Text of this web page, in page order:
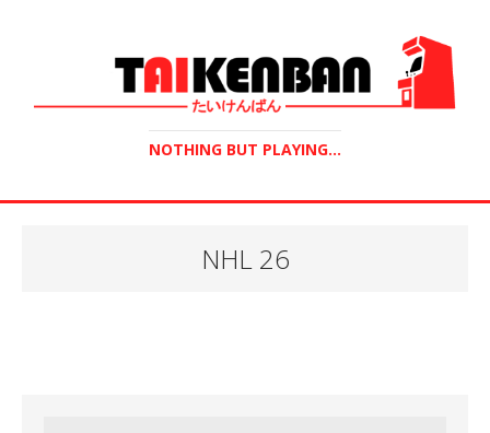
NOTHING BUT PLAYING...
NHL 26